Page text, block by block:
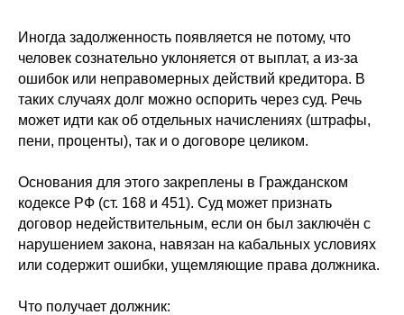
Иногда задолженность появляется не потому, что
человек сознательно уклоняется от выплат, а из-за
ошибок или неправомерных действий кредитора. В
таких случаях долг можно оспорить через суд. Речь
может идти как об отдельных начислениях (штрафы,
пени, проценты), так и о договоре целиком.
Основания для этого закреплены в Гражданском
кодексе РФ (ст. 168 и 451). Суд может признать
договор недействительным, если он был заключён с
нарушением закона, навязан на кабальных условиях
или содержит ошибки, ущемляющие права должника.
Что получает должник: